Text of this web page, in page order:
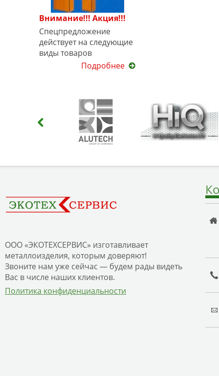
Внимание!!! Акция!!!
Спецпредложение
действует на следующие
виды товаров
Подробнее
ООО «ЭКОТЕХСЕРВИС» изготавливает
металлоизделия, которым доверяют!
Звоните нам уже сейчас — будем рады видеть
Вас в числе наших клиентов.
Политика конфиденциальности